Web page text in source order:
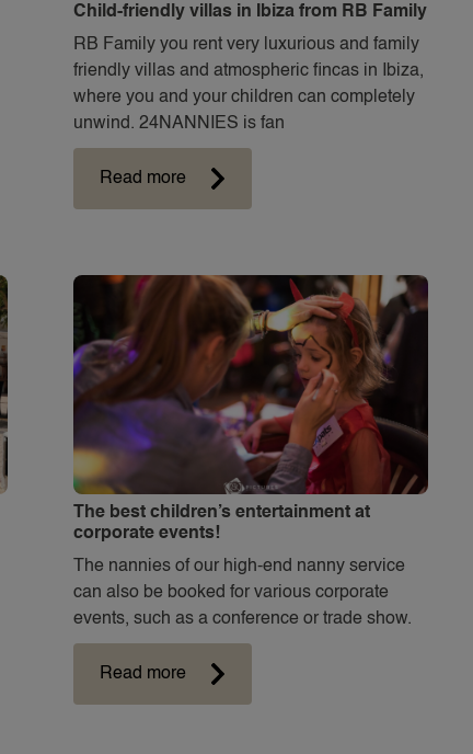
Child-friendly villas in Ibiza from RB Family
RB Family you rent very luxurious and family
friendly villas and atmospheric fincas in Ibiza,
where you and your children can completely
unwind. 24NANNIES is fan
Read more
The best children’s entertainment at
corporate events!
The nannies of our high-end nanny service
can also be booked for various corporate
events, such as a conference or trade show.
Read more